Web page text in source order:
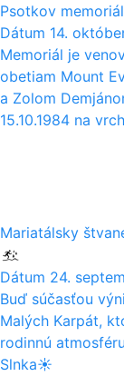
Psotkov memoriál
Dátum 14.
Memoriál je
obetiam Mount
a Zolom
15.10.1984 na
Mariatálsky
Dátum 24.
Buď súčasťou
Malých Karpát,
rodinnú
Slnka☀️